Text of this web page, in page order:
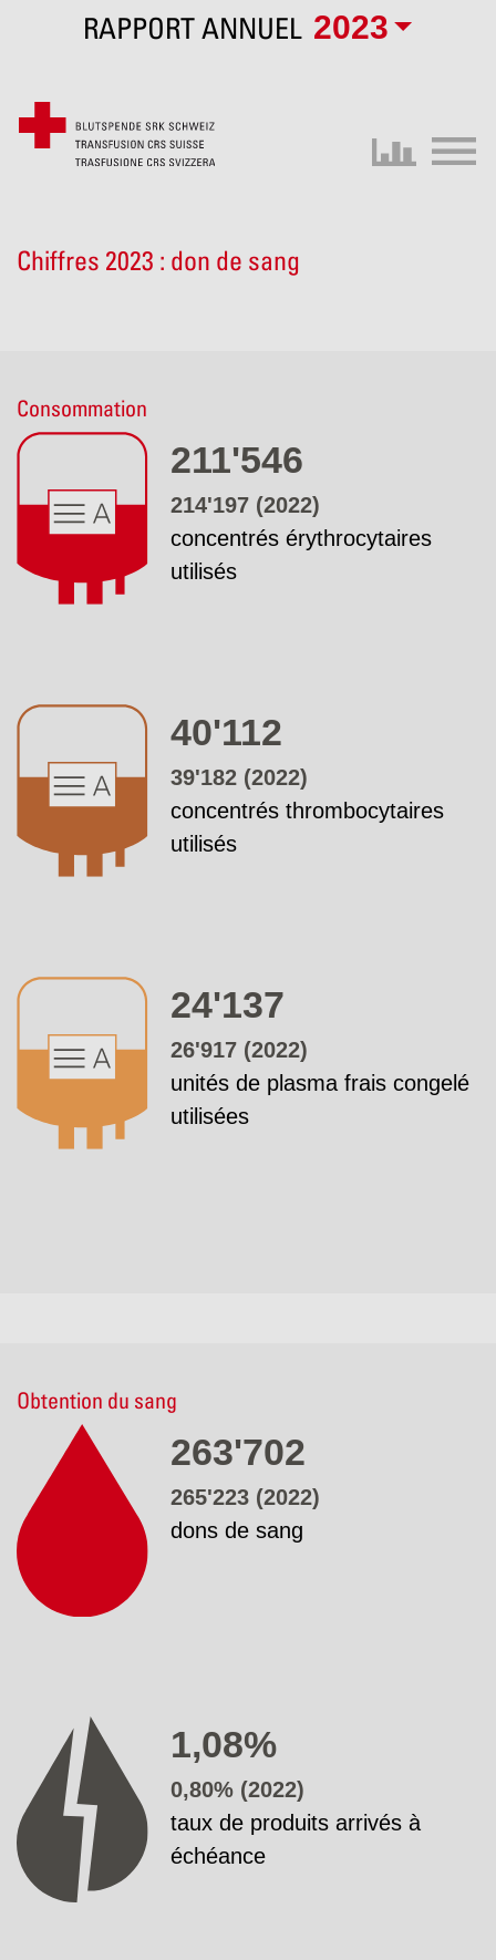
RAPPORT ANNUEL 2023
Chiffres 2023 : don de sang
Consommation
211'546
214'197 (2022)
concentrés érythrocytaires
utilisés
40'112
39'182 (2022)
concentrés thrombocytaires
utilisés
24'137
26'917 (2022)
unités de plasma frais congelé
utilisées
Obtention du sang
263'702
265'223 (2022)
dons de sang
1,08%
0,80% (2022)
taux de produits arrivés à
échéance